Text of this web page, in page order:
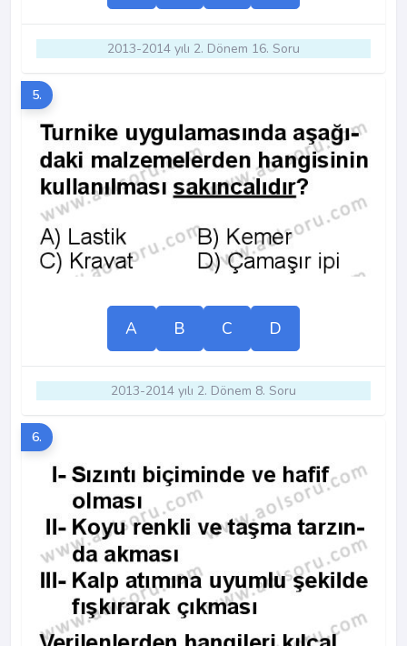
2013-2014 yılı 2. Dönem 16. Soru
5.
A B C D
2013-2014 yılı 2. Dönem 8. Soru
6.